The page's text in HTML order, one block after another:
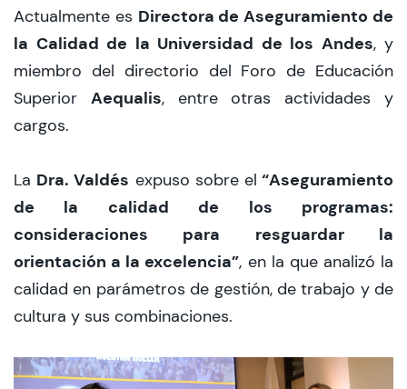
Actualmente es Directora de Aseguramiento de
la Calidad de la Universidad de los Andes, y
miembro del directorio del Foro de Educación
Superior Aequalis, entre otras actividades y
cargos.
La Dra. Valdés expuso sobre el “Aseguramiento
de la calidad de los programas:
consideraciones para resguardar la
orientación a la excelencia”, en la que analizó la
calidad en parámetros de gestión, de trabajo y de
cultura y sus combinaciones.